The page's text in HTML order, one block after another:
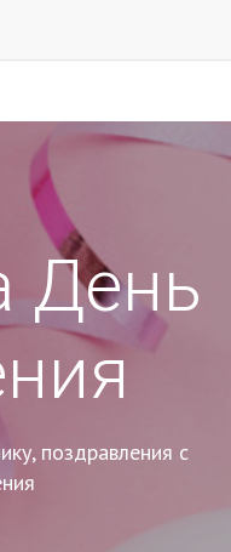
День
поздравления с